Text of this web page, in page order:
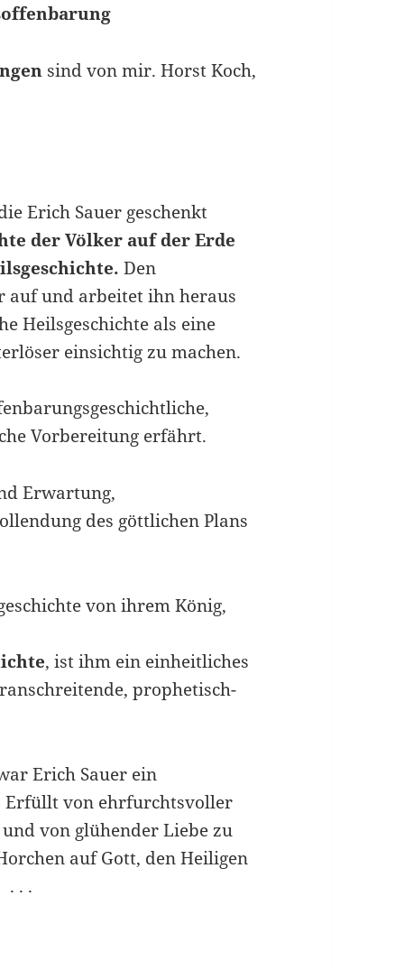
sind von mir. Horst Koch,
Erich Sauer geschenkt
der Völker auf der Erde
Den
auf und arbeitet ihn heraus
Heilsgeschichte als eine
einsichtig zu machen.
Vorbereitung erfährt.
Erwartung,
des göttlichen Plans
von ihrem König,
, ist ihm ein einheitliches
prophetisch-
Erich Sauer ein
Erfüllt von ehrfurchtsvoller
von glühender Liebe zu
auf Gott, den Heiligen
. . .